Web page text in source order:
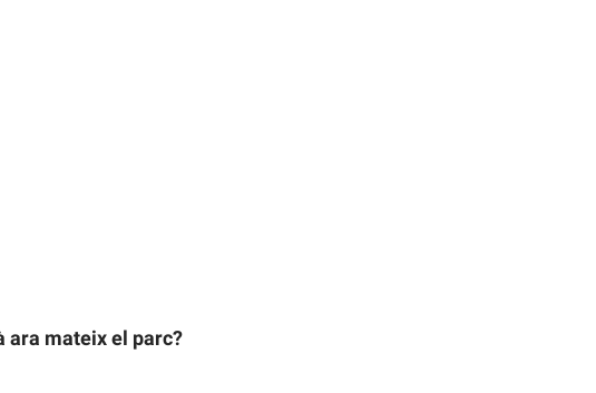
ara mateix el parc?